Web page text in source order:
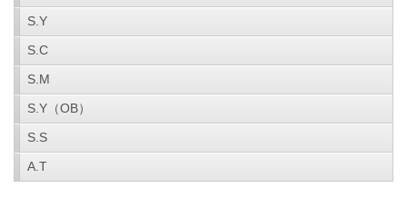
S.Y
S.C
S.M
S.Y（OB）
S.S
A.T